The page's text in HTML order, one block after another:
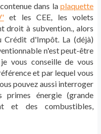
dans la plaquette
et les CEE, les volets
droit à subvention., alors
d'Impôt. La (déjà)
n'est peut-être
vous conseille de vous
et par lequel vous
pouvez aussi interroger
primes énergie (grande
et des combustibles,